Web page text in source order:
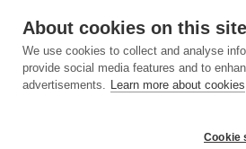
About cookies on this site
We use cookies to collect and analyse
provide social media features and to
advertisements. Learn more about cookies
Cookie